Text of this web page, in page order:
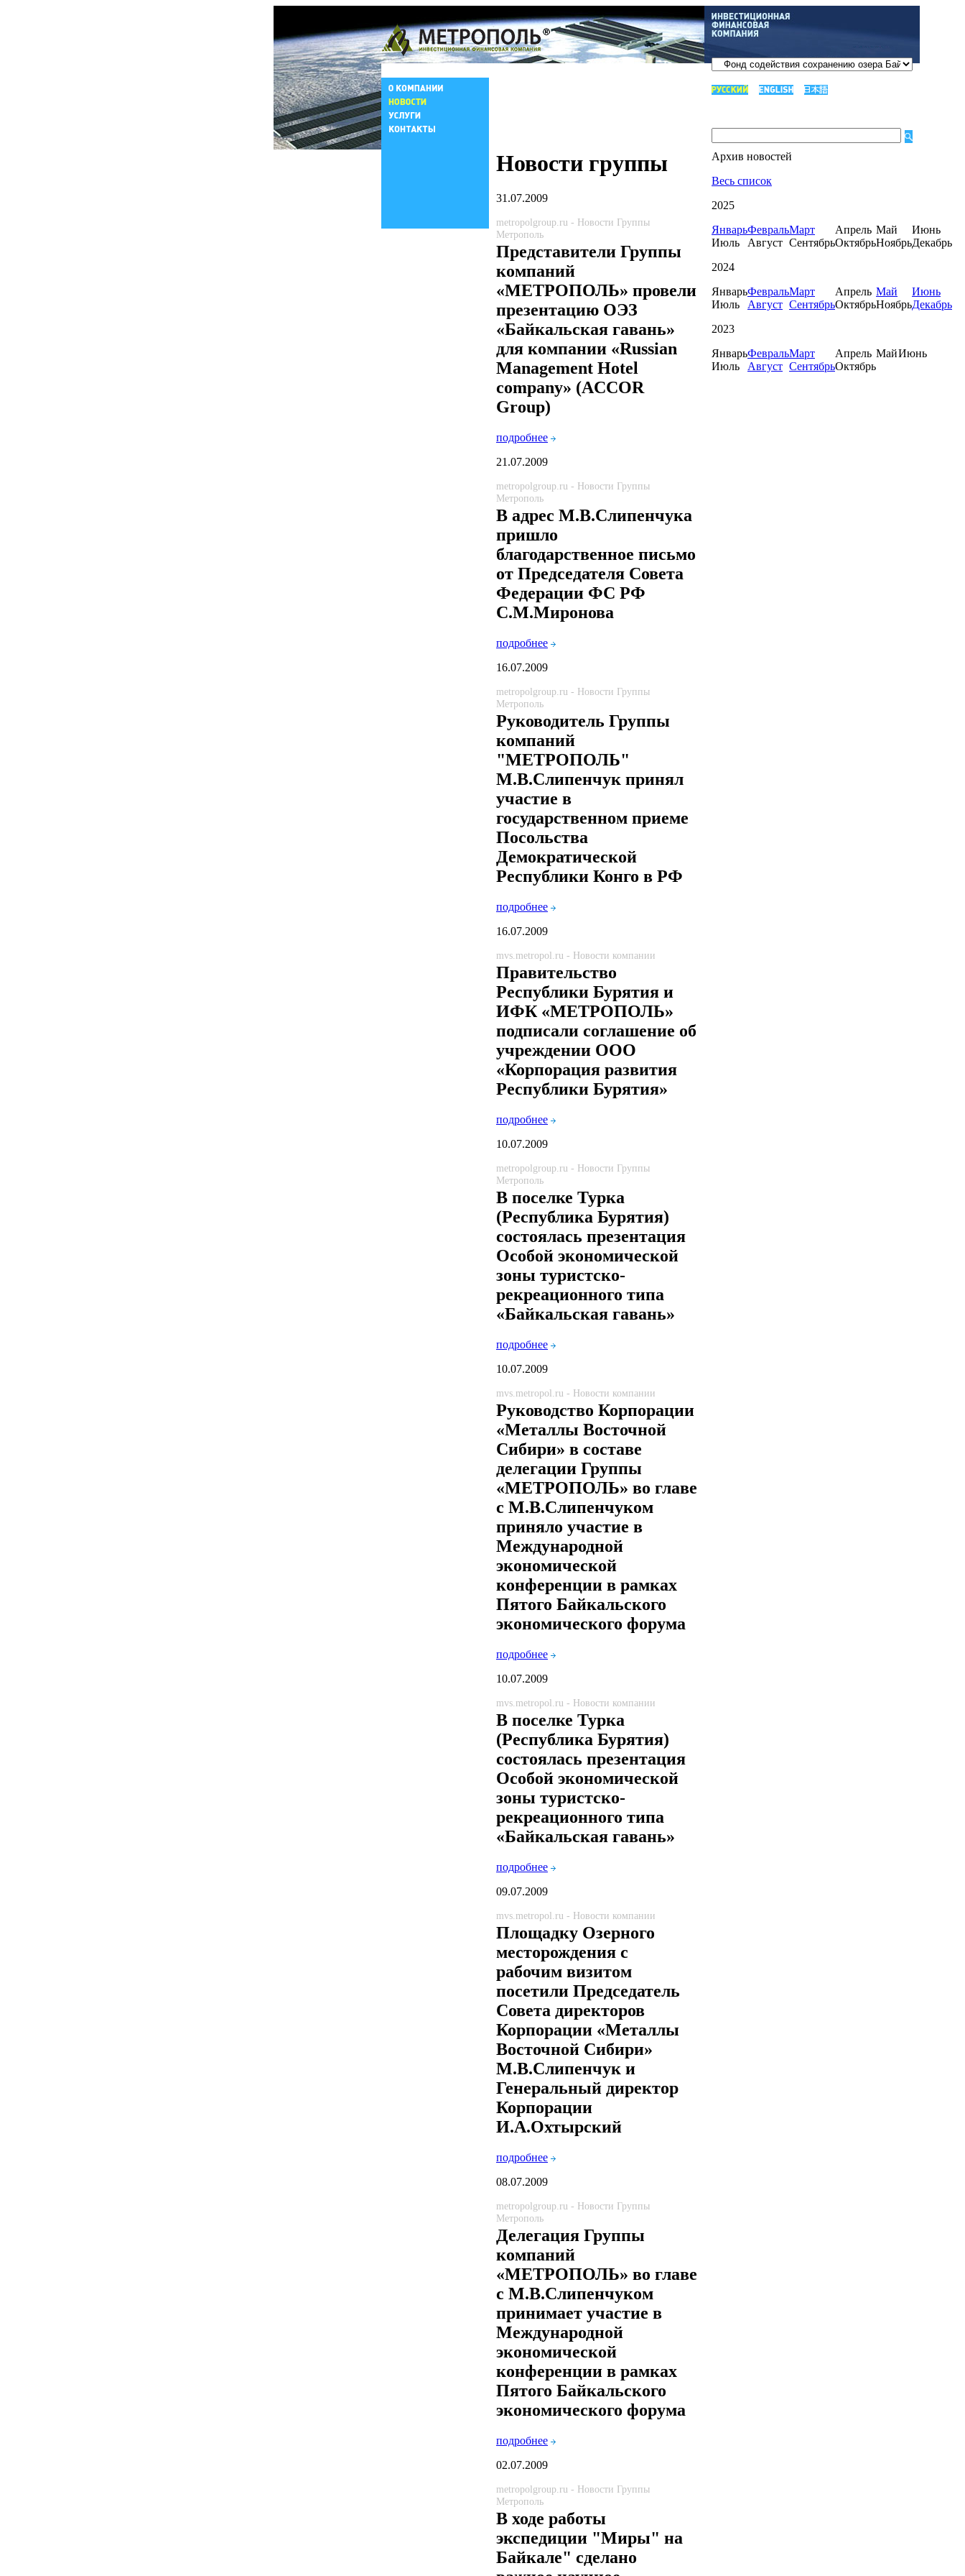
Новости группы
31.07.2009
metropolgroup.ru - Новости Группы
Метрополь
Представители Группы
компаний
«МЕТРОПОЛЬ» провели
презентацию ОЭЗ
«Байкальская гавань»
для компании «Russian
Management Hotel
company» (ACCOR
Group)
подробнее
21.07.2009
metropolgroup.ru - Новости Группы
Метрополь
В адрес М.В.Слипенчука
пришло
благодарственное письмо
от Председателя Совета
Федерации ФС РФ
С.М.Миронова
подробнее
16.07.2009
metropolgroup.ru - Новости Группы
Метрополь
Руководитель Группы
компаний
"МЕТРОПОЛЬ"
М.В.Слипенчук принял
участие в
государственном приеме
Посольства
Демократической
Республики Конго в РФ
подробнее
16.07.2009
mvs.metropol.ru - Новости компании
Правительство
Республики Бурятия и
ИФК «МЕТРОПОЛЬ»
подписали соглашение об
учреждении ООО
«Корпорация развития
Республики Бурятия»
подробнее
10.07.2009
metropolgroup.ru - Новости Группы
Метрополь
В поселке Турка
(Республика Бурятия)
состоялась презентация
Особой экономической
зоны туристско-
рекреационного типа
«Байкальская гавань»
подробнее
10.07.2009
mvs.metropol.ru - Новости компании
Руководство Корпорации
«Металлы Восточной
Сибири» в составе
делегации Группы
«МЕТРОПОЛЬ» во главе
с М.В.Слипенчуком
приняло участие в
Международной
экономической
конференции в рамках
Пятого Байкальского
экономического форума
подробнее
10.07.2009
mvs.metropol.ru - Новости компании
В поселке Турка
(Республика Бурятия)
состоялась презентация
Особой экономической
зоны туристско-
рекреационного типа
«Байкальская гавань»
подробнее
09.07.2009
mvs.metropol.ru - Новости компании
Площадку Озерного
месторождения с
рабочим визитом
посетили Председатель
Совета директоров
Корпорации «Металлы
Восточной Сибири»
М.В.Слипенчук и
Генеральный директор
Корпорации
И.А.Охтырский
подробнее
08.07.2009
metropolgroup.ru - Новости Группы
Метрополь
Делегация Группы
компаний
«МЕТРОПОЛЬ» во главе
с М.В.Слипенчуком
принимает участие в
Международной
экономической
конференции в рамках
Пятого Байкальского
экономического форума
подробнее
02.07.2009
metropolgroup.ru - Новости Группы
Метрополь
В ходе работы
экспедиции "Миры" на
Байкале" сделано
Архив новостей
Весь список
2025
ЯнварьФевральМарт Апрель Май
Июнь
Июль
Август СентябрьОктябрьНоябрьДекабрь
2024
ЯнварьФевральМарт Апрель Май
Июнь
Июль
Август СентябрьОктябрьНоябрьДекабрь
2023
ЯнварьФевральМарт Апрель МайИюнь
Июль
Август СентябрьОктябрь